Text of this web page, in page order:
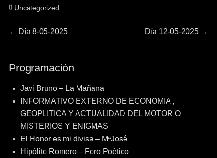
Categorías
Uncategorized
Navegación
entradas
← Entrada
Día 8-05-2025
Entrada
Día 12-05-2025 →
Programación
Javi Bruno – La Mañana
INFORMATIVO EXTERNO DE ECONOMIA ,
GEOPLITICA Y ACTUALIDAD DEL MOTOR O
MISTERIOS Y ENIGMAS
El Honor es mi divisa – MªJosé
Hipólito Romero – Foro Poético